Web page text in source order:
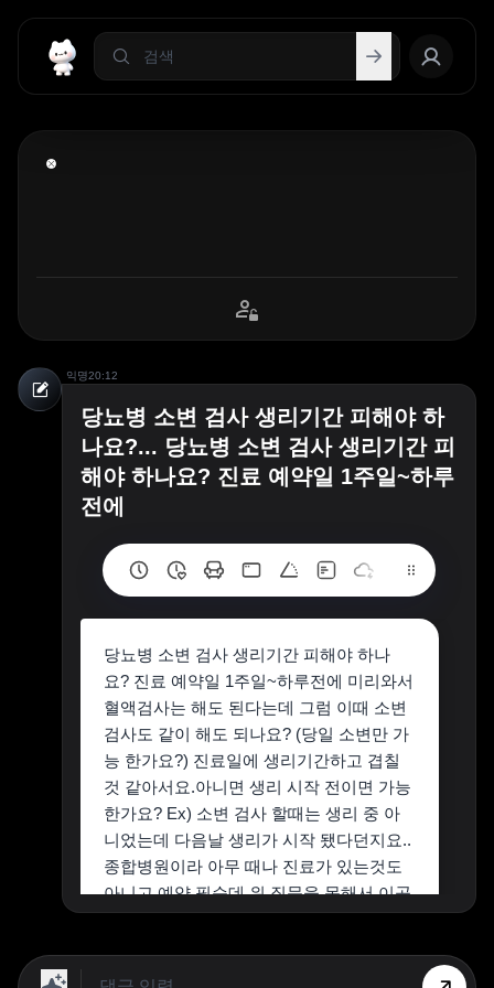
익명20:12
당뇨병 소변 검사 생리기간 피해야 하
나요?... 당뇨병 소변 검사 생리기간 피
해야 하나요? 진료 예약일 1주일~하루
전에
당뇨병 소변 검사 생리기간 피해야 하나
요? 진료 예약일 1주일~하루전에 미리와서
혈액검사는 해도 된다는데 그럼 이때 소변
검사도 같이 해도 되나요? (당일 소변만 가
능 한가요?) 진료일에 생리기간하고 겹칠
것 같아서요.아니면 생리 시작 전이면 가능
한가요? Ex) 소변 검사 할때는 생리 중 아
니었는데 다음날 생리가 시작 됐다던지요..
종합병원이라 아무 때나 진료가 있는것도
아니고 예약 필순데 위 질문을 못해서 이곳
에 물어봅니다.